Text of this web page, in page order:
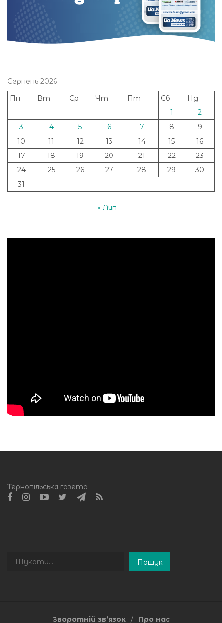
Серпень 2026
Пн
Вт Ср Чт Пт Сб
Нд
1
2
3
4 5 6 7 8
9
10
11 12 13 14 15
16
17
18 19 20 21 22
23
24
25 26 27 28 29
30
31
« Лип
Тернопільська газета
Пошук
Пошук
Зворотній зв’язок Про нас